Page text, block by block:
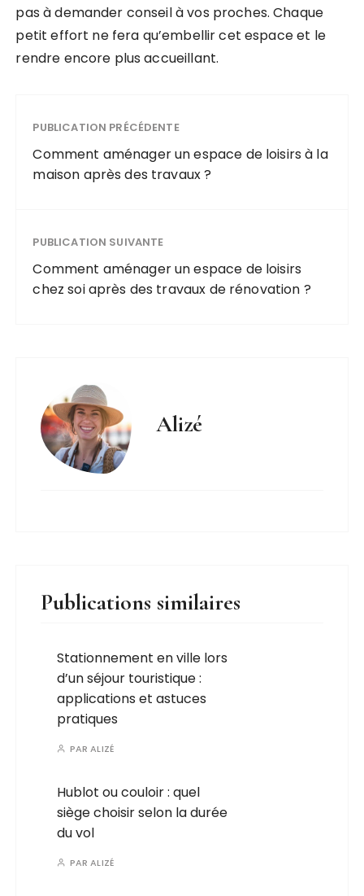
pas à demander conseil à vos proches. Chaque
petit effort ne fera qu’embellir cet espace et le
rendre encore plus accueillant.
PUBLICATION PRÉCÉDENTE
Comment aménager un espace de loisirs à la
maison après des travaux ?
PUBLICATION SUIVANTE
Comment aménager un espace de loisirs
chez soi après des travaux de rénovation ?
Alizé
Publications similaires
Stationnement en ville lors
d’un séjour touristique :
applications et astuces
pratiques
PARALIZÉ
Hublot ou couloir : quel
siège choisir selon la durée
du vol
PARALIZÉ